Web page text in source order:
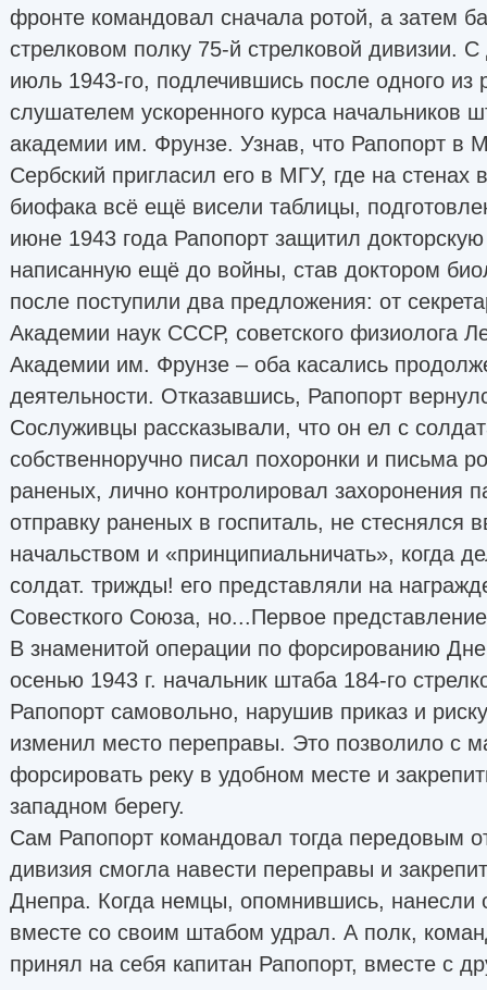
фронте командовал сначала ротой, а затем
стрелковом полку 75-й стрелковой дивизии.
июль 1943-го, подлечившись после одного из
слушателем ускоренного курса начальников
академии им. Фрунзе. Узнав, что Рапопорт в
Сербский пригласил его в МГУ, где на стенах
биофака всё ещё висели таблицы,
июне 1943 года Рапопорт защитил
написанную ещё до войны, став доктором
после поступили два предложения: от
Академии наук СССР, советского физиолога
Академии им. Фрунзе – оба касались
деятельности. Отказавшись, Рапопорт
Сослуживцы рассказывали, что он ел с
собственноручно писал похоронки и письма
раненых, лично контролировал захоронения
отправку раненых в госпиталь, не стеснялся
начальством и «принципиальничать», когда
солдат. трижды! его представляли на
Совесткого Союза, но...Первое
В знаменитой операции по форсированию
осенью 1943 г. начальник штаба 184-го
Рапопорт самовольно, нарушив приказ и
изменил место переправы. Это позволило с
форсировать реку в удобном месте и
западном берегу.
Сам Рапопорт командовал тогда передовым
дивизия смогла навести переправы и
Днепра. Когда немцы, опомнившись, нанесли
вместе со своим штабом удрал. А полк,
принял на себя капитан Рапопорт, вместе с